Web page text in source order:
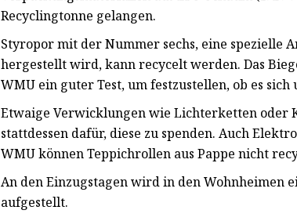
Recyclingtonne gelangen.
Styropor mit der Nummer sechs, eine spezielle
hergestellt wird, kann recycelt werden. Das
WMU ein guter Test, um festzustellen, ob es
Etwaige Verwicklungen wie Lichterketten oder
stattdessen dafür, diese zu spenden. Auch
WMU können Teppichrollen aus Pappe nicht
An den Einzugstagen wird in den
aufgestellt.